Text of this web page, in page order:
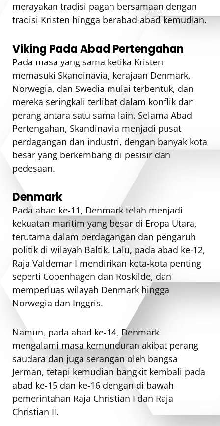
merayakan tradisi pagan bersamaan dengan
tradisi Kristen hingga berabad-abad kemudian.
Viking Pada Abad Pertengahan
Pada masa yang sama ketika Kristen
memasuki Skandinavia, kerajaan Denmark,
Norwegia, dan Swedia mulai terbentuk, dan
mereka seringkali terlibat dalam konflik dan
perang antara satu sama lain. Selama Abad
Pertengahan, Skandinavia menjadi pusat
perdagangan dan industri, dengan banyak kota
besar yang berkembang di pesisir dan
pedesaan.
Denmark
Pada abad ke-11, Denmark telah menjadi
kekuatan maritim yang besar di Eropa Utara,
terutama dalam perdagangan dan pengaruh
politik di wilayah Baltik. Lalu, pada abad ke-12,
Raja Valdemar I mendirikan kota-kota penting
seperti Copenhagen dan Roskilde, dan
memperluas wilayah Denmark hingga
Norwegia dan Inggris.
Namun, pada abad ke-14, Denmark
mengalami masa kemunduran akibat perang
saudara dan juga serangan oleh bangsa
Jerman, tetapi kemudian bangkit kembali pada
abad ke-15 dan ke-16 dengan di bawah
pemerintahan Raja Christian I dan Raja
Christian II.